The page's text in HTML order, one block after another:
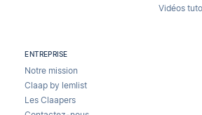
Vidéos
ENTREPRISE
Notre mission
Claap by lemlist
Les Claapers